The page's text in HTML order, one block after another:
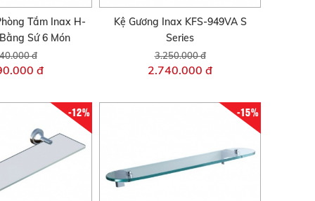
Tắm Inax H-
Sứ 6 Món
đ
đ
Kệ Gương Inax KFS-949VA S
Series
3.250.000 đ
2.740.000 đ
-12% -15%